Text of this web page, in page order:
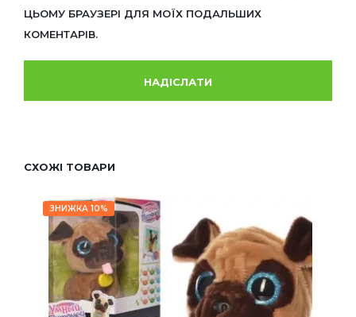
ЦЬОМУ БРАУЗЕРІ ДЛЯ МОЇХ ПОДАЛЬШИХ
КОМЕНТАРІВ.
СХОЖІ ТОВАРИ
ЗНИЖКА 10%